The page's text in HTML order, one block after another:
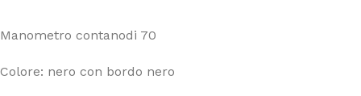
Manometro contanodi 70
Colore: nero con bordo nero